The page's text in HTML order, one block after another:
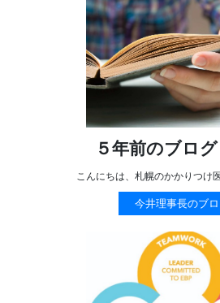
５年前のブログ
こんにちは、札幌のかかりつけ
今井理事長のブ